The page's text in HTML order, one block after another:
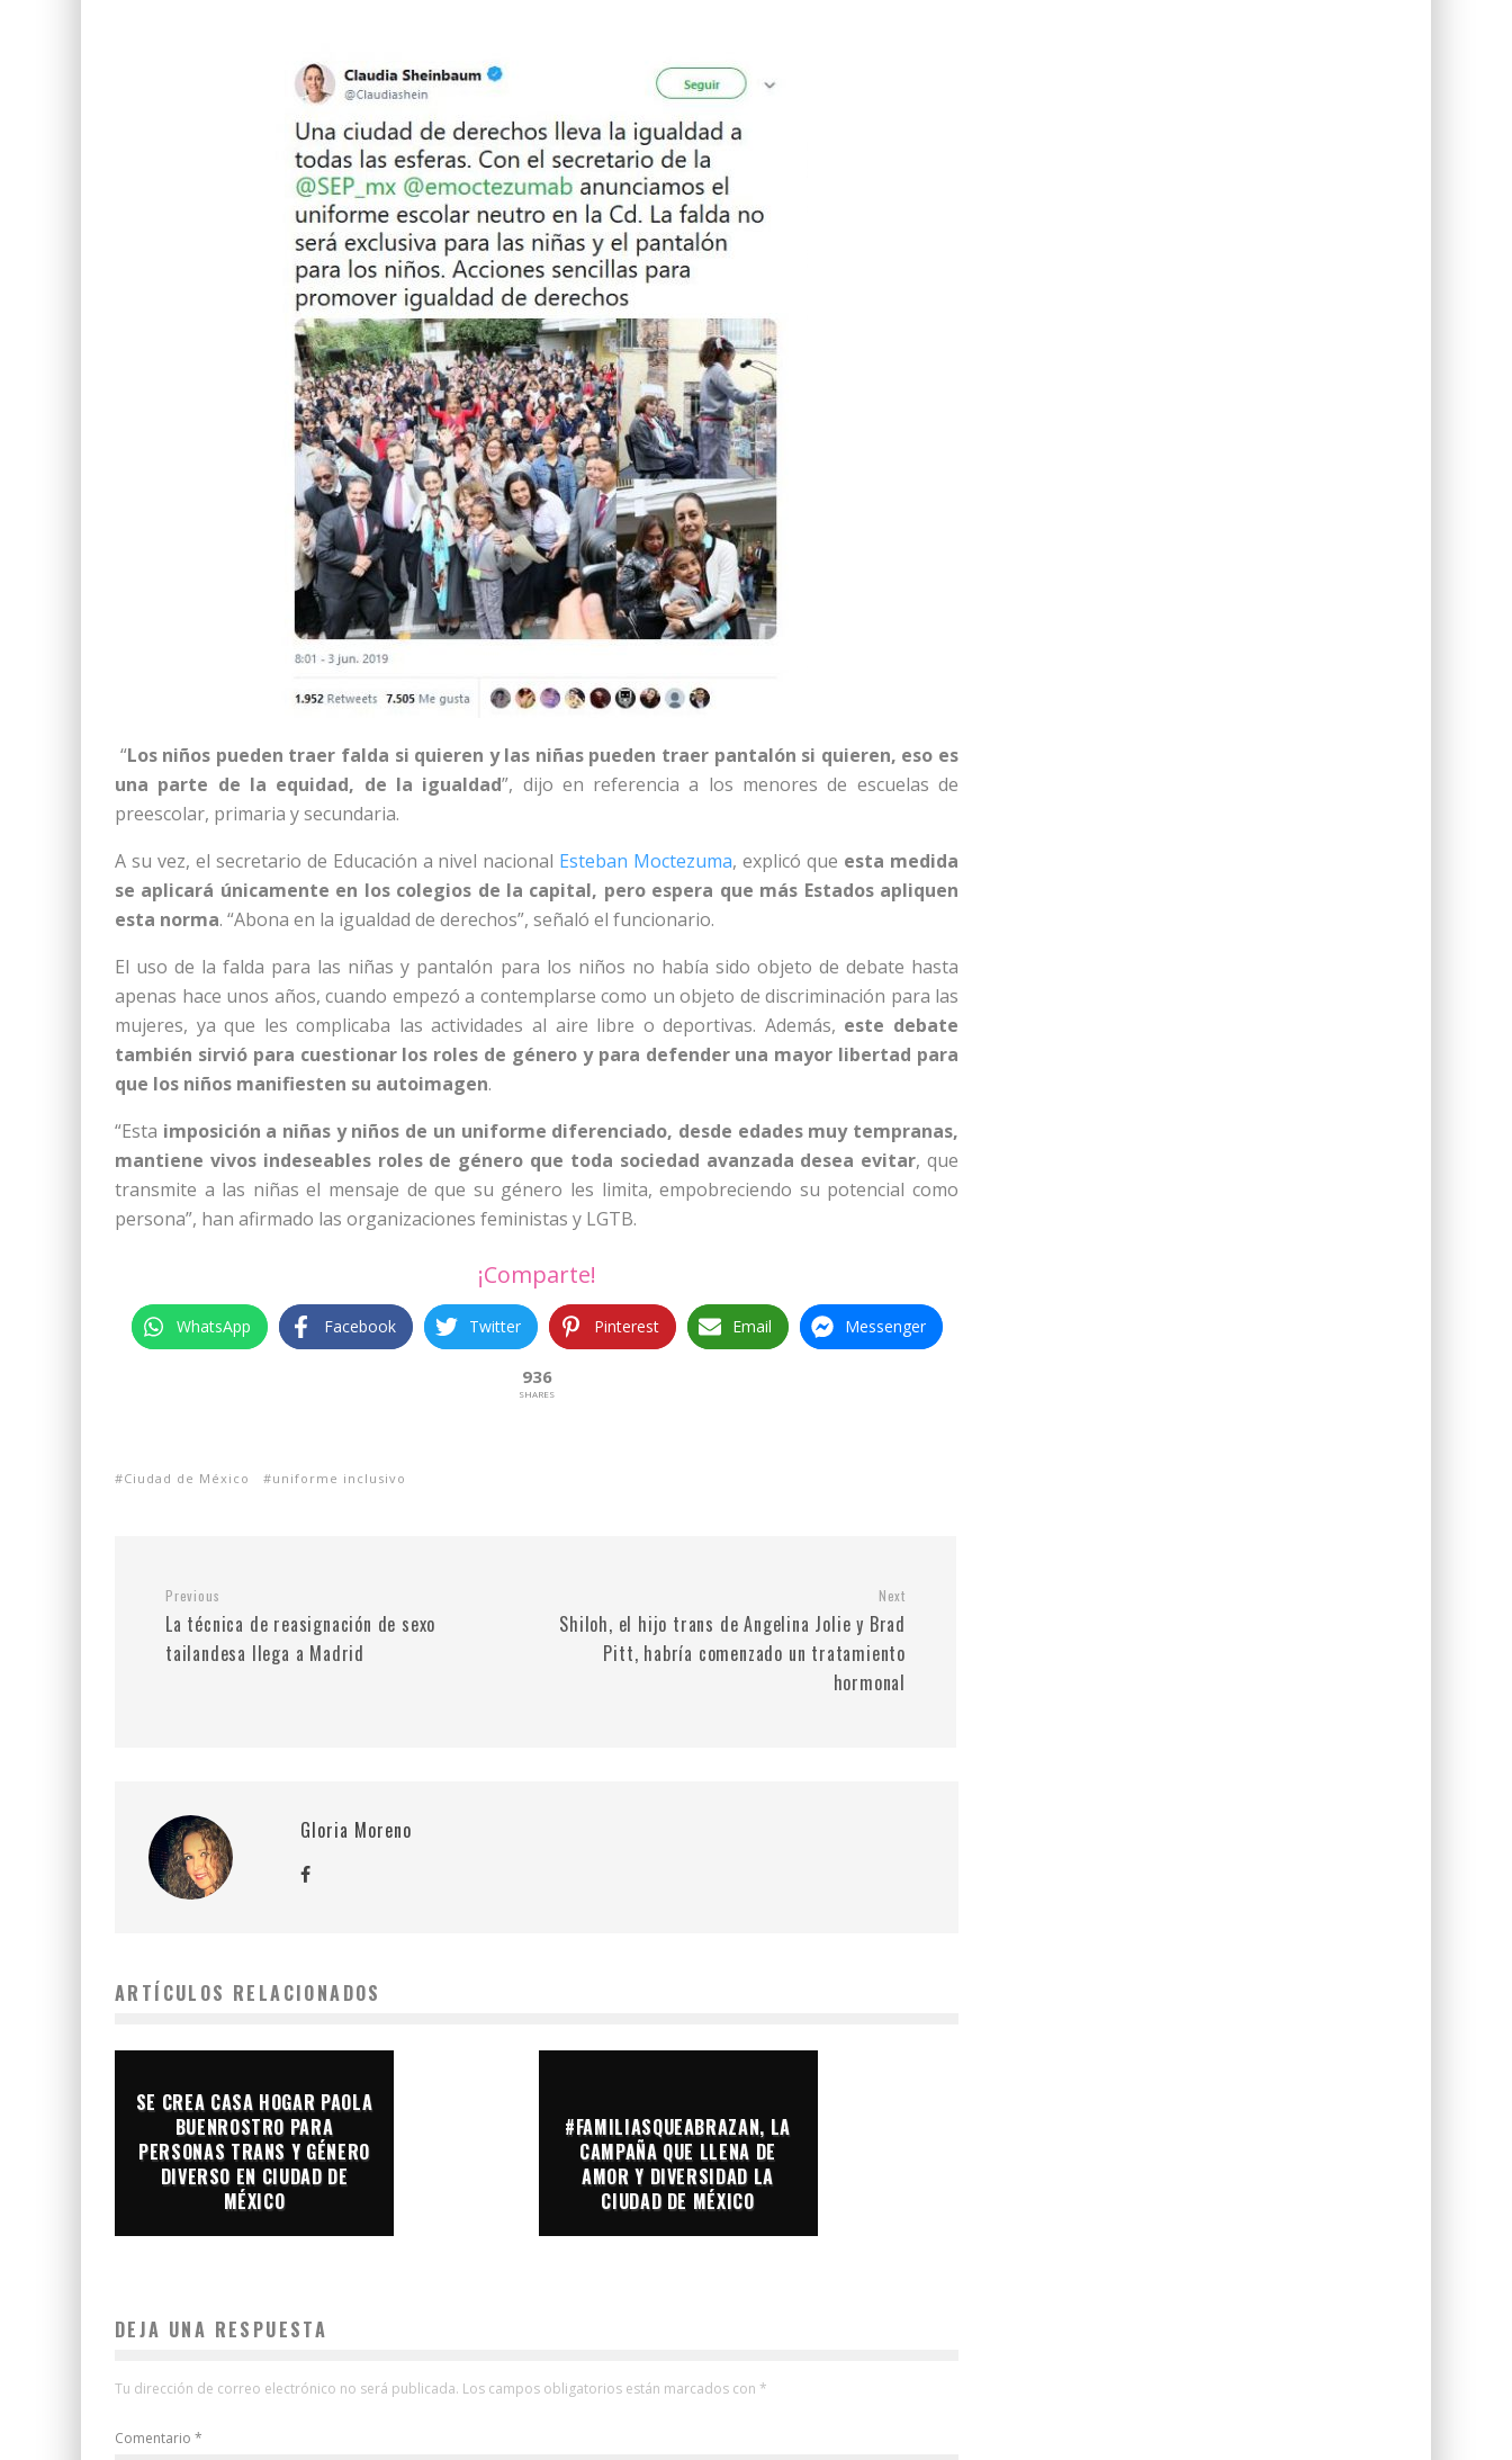
“Los niños pueden traer falda si quieren y las niñas pueden traer pantalón si quieren, eso es
una parte de la equidad, de la igualdad”, dijo en referencia a los menores de escuelas de
preescolar, primaria y secundaria.
A su vez, el secretario de Educación a nivel nacional Esteban Moctezuma, explicó que esta medida
se aplicará únicamente en los colegios de la capital, pero espera que más Estados apliquen
esta norma. “Abona en la igualdad de derechos”, señaló el funcionario.
El uso de la falda para las niñas y pantalón para los niños no había sido objeto de debate hasta
apenas hace unos años, cuando empezó a contemplarse como un objeto de discriminación para las
mujeres, ya que les complicaba las actividades al aire libre o deportivas. Además, este debate
también sirvió para cuestionar los roles de género y para defender una mayor libertad para
que los niños manifiesten su autoimagen.
“Esta imposición a niñas y niños de un uniforme diferenciado, desde edades muy tempranas,
mantiene vivos indeseables roles de género que toda sociedad avanzada desea evitar, que
transmite a las niñas el mensaje de que su género les limita, empobreciendo su potencial como
persona”, han afirmado las organizaciones feministas y LGTB.
¡Comparte!
WhatsApp Facebook Twitter Pinterest Email Messenger
936
SHARES
Ciudad de México uniforme inclusivo
Previous
La técnica de reasignación de sexo
tailandesa llega a Madrid
Next
Shiloh, el hijo trans de Angelina Jolie y Brad
Pitt, habría comenzado un tratamiento
hormonal
Gloria Moreno
ARTÍCULOS RELACIONADOS
SE CREA CASA HOGAR PAOLA
BUENROSTRO PARA
PERSONAS TRANS Y GÉNERO
DIVERSO EN CIUDAD DE
MÉXICO
#FAMILIASQUEABRAZAN, LA
CAMPAÑA QUE LLENA DE
AMOR Y DIVERSIDAD LA
CIUDAD DE MÉXICO
DEJA UNA RESPUESTA
Tu dirección de correo electrónico no será publicada. Los campos obligatorios están marcados con *
Comentario *